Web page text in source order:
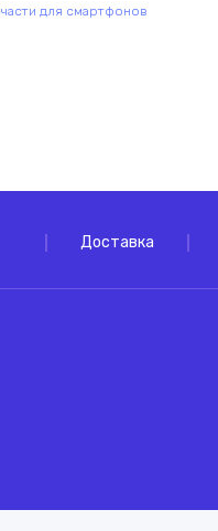
для смартфонов
Доставка